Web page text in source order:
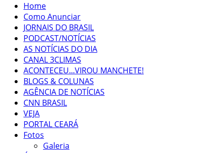
Home
Como Anunciar
JORNAIS DO BRASIL
PODCAST/NOTÍCIAS
AS NOTÍCIAS DO DIA
CANAL 3CLIMAS
ACONTECEU...VIROU MANCHETE!
BLOGS & COLUNAS
AGÊNCIA DE NOTÍCIAS
CNN BRASIL
VEJA
PORTAL CEARÁ
Fotos
Galeria